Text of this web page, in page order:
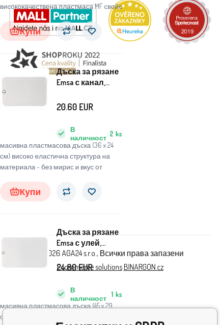
висококачествена пластмаса MF свойс
Купи
Дъска за рязане
Emsa с канал,
24 см - EMSA
масивна пластмасова дъска (36 x 24
см) високо еластична структура на
материала - без мирис и вкус от
В
наличност 2 ks
20.60 EUR
Купи
Дъска за рязане
Emsa с улей,
пластмаса, 45 x
29 см - EMSA
масивна пластмасова дъска (45 x 29
см) високо еластична структура на
В
наличност 1 ks
24.80EUR
© 2026 AGA24 s.r.o., Всички права запазени
Ecommerce solutionsBINARGON.cz